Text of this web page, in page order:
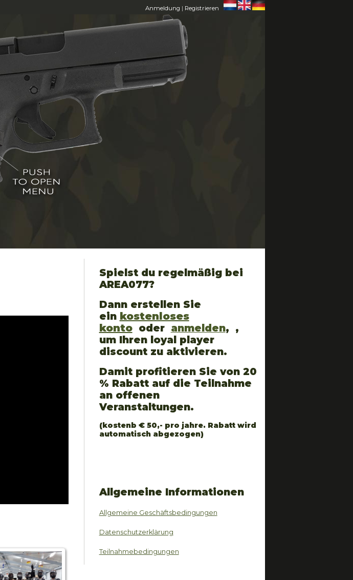
Anmeldung | Registrieren
Spielst du regelmäßig bei
AREA077?
Dann erstellen Sie
ein kostenloses
kontooder anmelden, ,
um Ihren loyal player
discount zu aktivieren.
Damit profitieren Sie von 20
% Rabatt auf die Teilnahme
an offenen
Veranstaltungen.
(kostenb € 50,- pro jahre. Rabatt wird
automatisch abgezogen)
Allgemeine Informationen
Allgemeine Geschäftsbedingungen
Datenschutzerklärung
Teilnahmebedingungen